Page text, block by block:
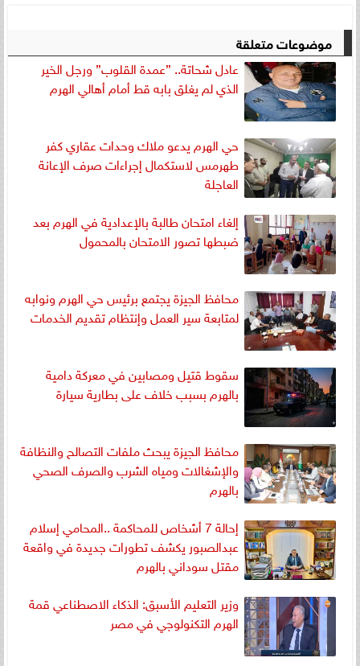
موضوعات متعلقة
عادل شحاتة.. ”عمدة القلوب” ورجل الخير
الذي لم يغلق بابه قط أمام أهالي الهرم
حي الهرم يدعو ملاك وحدات عقاري كفر
طهرمس لاستكمال إجراءات صرف الإعانة
العاجلة
إلغاء امتحان طالبة بالإعدادية في الهرم بعد
ضبطها تصور الامتحان بالمحمول
محافظ الجيزة يجتمع برئيس حي الهرم ونوابه
لمتابعة سير العمل وإنتظام تقديم الخدمات
سقوط قتيل ومصابين في معركة دامية
بالهرم بسبب خلاف على بطارية سيارة
محافظ الجيزة يبحث ملفات التصالح والنظافة
والإشغالات ومياه الشرب والصرف الصحي
بالهرم
إحالة 7 أشخاص للمحاكمة ..المحامي إسلام
عبدالصبور يكشف تطورات جديدة في واقعة
مقتل سوداني بالهرم
وزير التعليم الأسبق: الذكاء الاصطناعي قمة
الهرم التكنولوجي في مصر